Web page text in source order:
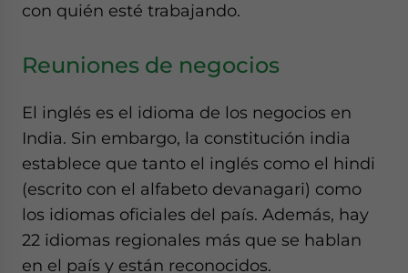
con quién esté trabajando.
Reuniones de negocios
El inglés es el idioma de los negocios en
India. Sin embargo, la constitución india
establece que tanto el inglés como el hindi
(escrito con el alfabeto devanagari) como
los idiomas oficiales del país. Además, hay
22 idiomas regionales más que se hablan
en el país y están reconocidos.